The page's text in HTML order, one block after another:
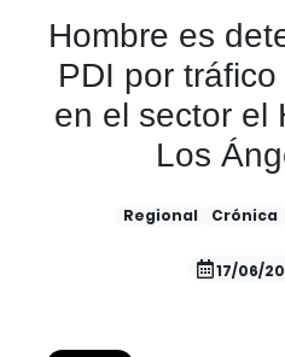
Hombre es
PDI por
en el sector el
Los
Regional Crónica
17/06/